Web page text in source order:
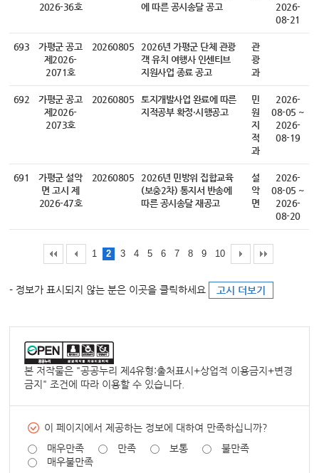
2026-36호
에 따른 공시송달 공고
2026-
08-21
693
가평군 공고
제2026-
2071호
20260805
2026년 가평군 단체 관광
객 유치 여행사 인센티브
지원사업 종료 공고
관
광
과
692
가평군 공고
제2026-
2073호
20260805
토지개발사업 완료에 따른
지적공부 확정・시행공고
민
원
지
적
과
2026-
08-05 ~
2026-
08-19
691
가평군 설악
면 고시 제
2026-47호
20260805
2026년 민방위 집합교육
(보충2차) 통지서 반송에
따른 공시송달 재공고
설
악
면
2026-
08-05 ~
2026-
08-20
1 2 3 4 5 6 7 8 9 10
- 정보가 표시되지 않는 분은 이곳을 클릭하세요 고시 더보기
본 저작물은 "공공누리 제4유형:출처표시+상업적 이용금지+변경
금지 " 조건에 따라 이용할 수 있습니다.
이 페이지에서 제공하는 정보에 대하여 만족하십니까?
매우만족
만족 보통
불만족
매우불만족